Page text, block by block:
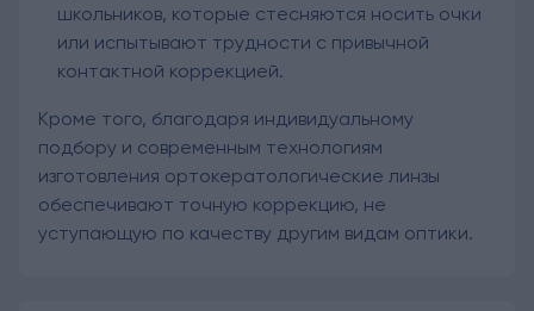
школьников, которые стесняются носить очки
или испытывают трудности с привычной
контактной коррекцией.
Кроме того, благодаря индивидуальному
подбору и современным технологиям
изготовления ортокератологические линзы
обеспечивают точную коррекцию, не
уступающую по качеству другим видам оптики.